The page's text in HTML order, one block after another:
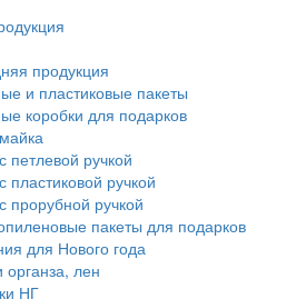
продукция
и пластиковые пакеты
коробки для подарков
петлевой ручкой
пластиковой ручкой
прорубной ручкой
пакеты для подарков
для Нового года
органза, лен
НГ